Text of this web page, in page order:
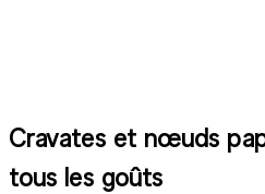
Cravates et nœuds
tous les goûts